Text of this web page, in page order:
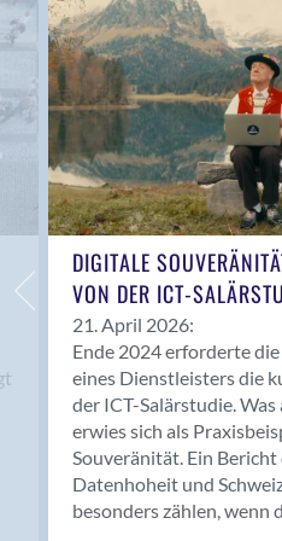
Anwil
Appenzell
Au SG
Baar
Baden
Balsthal
Balzers
Basel
Bassersdorf
Belp
Bendern
Benken (SG)
Bergdietikon
Berlin
Bern
Bern - Liebefeld
DIGITALE
VON DER ICT-
21. April 2026:
Ende 2024 erforderte
eines Dienstleisters die
der ICT-Salärstudie.
erwies sich als
Souveränität. Ein
Datenhoheit und
besonders zählen, wenn